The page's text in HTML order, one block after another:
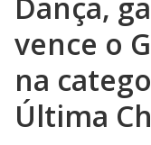
vence o
na
Última